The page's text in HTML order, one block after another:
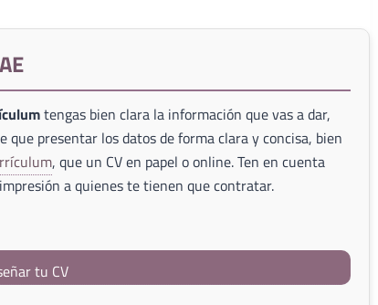
tengas bien clara la información que vas a dar,
presentar los datos de forma clara y concisa, bien
, que un CV en papel o online. Ten en cuenta
a quienes te tienen que contratar.
tu CV